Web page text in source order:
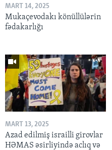
MART 14, 2025
Mukaçevodakı könüllülərin
fədakarlığı
MART 13, 2025
Azad edilmiş israilli girovlar
HƏMAS əsirliyində aclıq və